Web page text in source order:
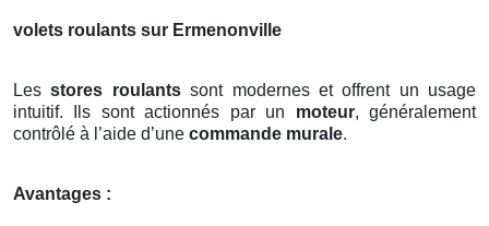
volets roulants sur Ermenonville
Lesstores roulantssont modernes et offrent un usage
intuitif. Ils sont actionnés par un moteur, généralement
contrôlé à l’aide d’une commande murale.
Avantages :